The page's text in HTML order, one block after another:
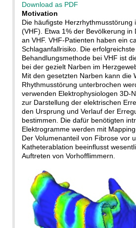
Download as PDF
Motivation
Die häufigste Herzrhythmusstörung
(VHF). Etwa 1% der Bevölkerung in
an VHF. VHF-Patienten haben ein
Schlaganfallrisiko. Die erfolgreichste
Behandlungsmethode bei VHF ist
bei der gezielt Narben im
Mit den gesetzten Narben kann die
Rhythmusstörung unterbrochen
verwenden Elektrophysiologen 3D-
zur Darstellung der elektrischen
den Ursprung und Verlauf der
bestimmen. Die dafür benötigten
Elektrogramme werden mit
Der Volumenanteil von Fibrose vor
Katheterablation beeinflusst
Auftreten von Vorhofflimmern.